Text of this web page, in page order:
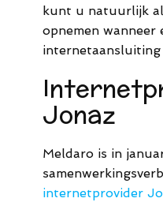
kunt u natuurlijk
opnemen wanneer
Jonaz
Meldaro is in
internetprovider